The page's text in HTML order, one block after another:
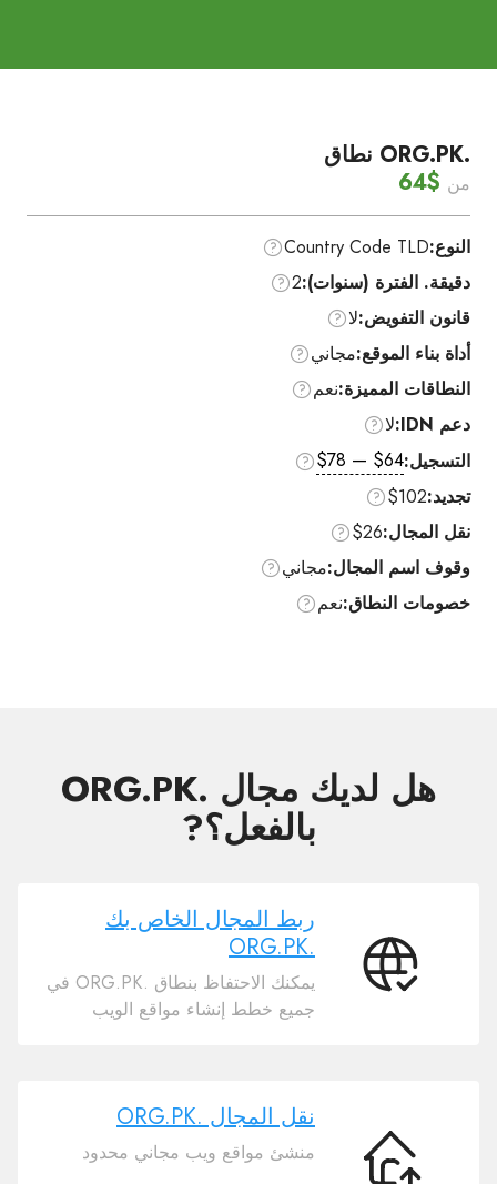
.ORG.PK نطاق
من $64
النوع:Country Code TLD
دقيقة. الفترة (سنوات):2
قانون التفويض:لا
أداة بناء الموقع:مجاني
النطاقات المميزة:نعم
دعم IDN:
لا
التسجيل:$64 — $78
تجديد:$102
نقل المجال:$26
وقوف اسم المجال:مجاني
خصومات النطاق:نعم
هل لديك مجال .ORG.PK
بالفعل؟?
ربط
ربط المجال الخاص بك
.ORG.PK
يمكنك الاحتفاظ بنطاق .ORG.PK في
جميع خطط إنشاء مواقع الويب
نقل
نقل المجال .ORG.PK
منشئ مواقع ويب مجاني محدود